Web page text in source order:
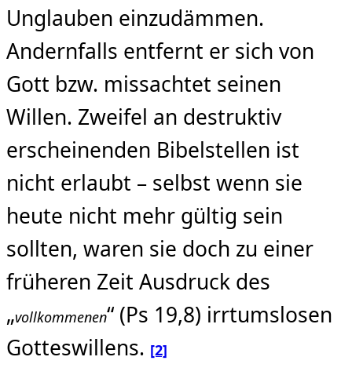
Unglauben einzudämmen.
Andernfalls entfernt er sich von
Gott bzw. missachtet seinen
Willen. Zweifel an destruktiv
erscheinenden Bibelstellen ist
nicht erlaubt – selbst wenn sie
heute nicht mehr gültig sein
sollten, waren sie doch zu einer
früheren Zeit Ausdruck des
„vollkommenen“ (Ps 19,8) irrtumslosen
Gotteswillens. [2]